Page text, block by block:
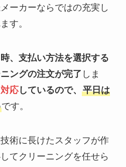
ーカーならではの充実し
す。
、支払い方法を選択する
ングの注文が完了 しま
応しているので、 平日は
です。
術に長けたスタッフが作
てクリーニングを任せら